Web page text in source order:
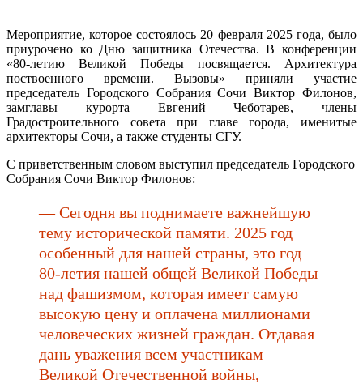
Мероприятие, которое состоялось 20 февраля 2025 года, было
приурочено ко Дню защитника Отечества. В конференции
«80-летию Великой Победы посвящается. Архитектура
поствоенного времени. Вызовы» приняли участие
председатель Городского Собрания Сочи Виктор Филонов,
замглавы курорта Евгений Чеботарев, члены
Градостроительного совета при главе города, именитые
архитекторы Сочи, а также студенты СГУ.
С приветственным словом выступил председатель Городского
Собрания Сочи Виктор Филонов:
— Сегодня вы поднимаете важнейшую
тему исторической памяти. 2025 год
особенный для нашей страны, это год
80-летия нашей общей Великой Победы
над фашизмом, которая имеет самую
высокую цену и оплачена миллионами
человеческих жизней граждан. Отдавая
дань уважения всем участникам
Великой Отечественной войны,